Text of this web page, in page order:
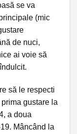
se va
(mic
de nuci,
ai voie să
să le respecti
gustare la
a doua
Mâncând la